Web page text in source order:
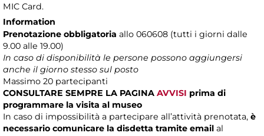
MIC Card.
Information
Prenotazione obbligatoria allo 060608 (tutti i giorni dalle
9.00 alle 19.00)
In caso di disponibilità le persone possono aggiungersi
anche il giorno stesso sul posto
Massimo 20 partecipanti
CONSULTARE SEMPRE LA PAGINA AVVISI prima di
programmare la visita al museo
In caso di impossibilità a partecipare all’attività prenotata, è
necessario comunicare la disdetta tramite email al